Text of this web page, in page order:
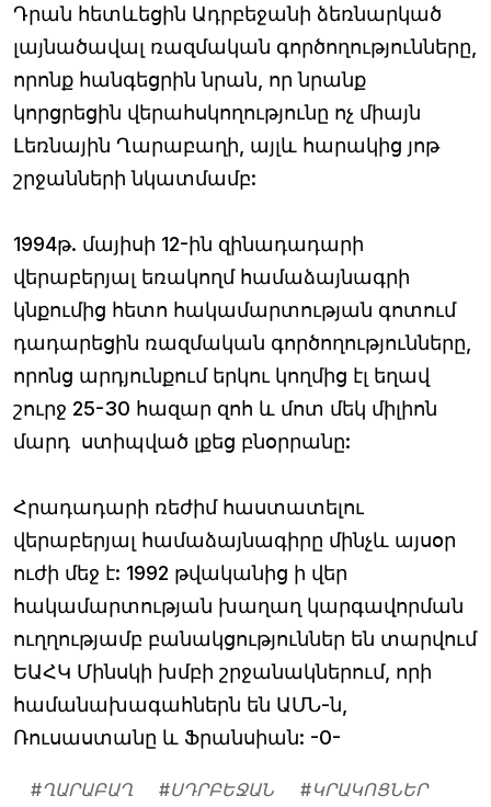
Դրան հետևեցին Ադրբեջանի ձեռնարկած
լայնածավալ ռազմական գործողությունները,
որոնք հանգեցրին նրան, որ նրանք
կորցրեցին վերահսկողությունը ոչ միայն
Լեռնային Ղարաբաղի, այլև հարակից յոթ
շրջանների նկատմամբ:
1994թ. մայիսի 12-ին զինադադարի
վերաբերյալ եռակողմ համաձայնագրի
կնքումից հետո հակամարտության գոտում
դադարեցին ռազմական գործողությունները,
որոնց արդյունքում երկու կողմից էլ եղավ
շուրջ 25-30 հազար զոհ և մոտ մեկ միլիոն
մարդ ստիպված լքեց բնօրրանը:
Հրադադարի ռեժիմ հաստատելու
վերաբերյալ համաձայնագիրը մինչև այսօր
ուժի մեջ է: 1992 թվականից ի վեր
հակամարտության խաղաղ կարգավորման
ուղղությամբ բանակցություններ են տարվում
ԵԱՀԿ Մինսկի խմբի շրջանակներում, որի
համանախագահներն են ԱՄՆ-ն,
Ռուսաստանը և Ֆրանսիան: -0-
#ՂԱՐԱԲԱՂ #ՍԴՐԲԵՋԱՆ #ԿՐԱԿՈՑՆԵՐ